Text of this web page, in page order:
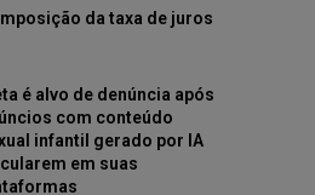
da taxa de juros
é alvo de denúncia após
com conteúdo
infantil gerado por IA
em suas